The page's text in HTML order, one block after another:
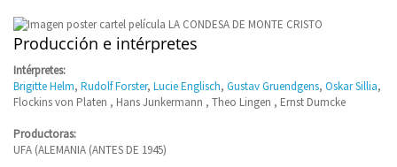
Producción e intérpretes
Intérpretes:
Brigitte Helm, Rudolf Forster, Lucie Englisch, Gustav Gruendgens, Oskar Sillia,
Flockins von Platen , Hans Junkermann , Theo Lingen , Ernst Dumcke
Productoras:
UFA (ALEMANIA (ANTES DE 1945)